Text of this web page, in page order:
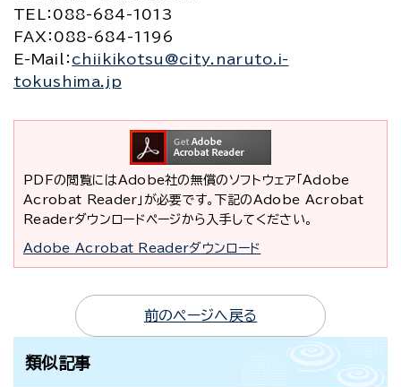
TEL
：088-684-1013
FAX ：088-684-1196
E-Mail
： chiikikotsu@city.naruto.i-
tokushima.jp
PDFの閲覧にはAdobe社の無償のソフトウェア「Adobe
Acrobat Reader」が必要です。下記のAdobe Acrobat
Readerダウンロードページから入手してください。
Adobe Acrobat Readerダウンロード
前のページへ戻る
類似記事